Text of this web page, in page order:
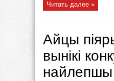
Читать далее »
Айцы
вынікі
найлепшы